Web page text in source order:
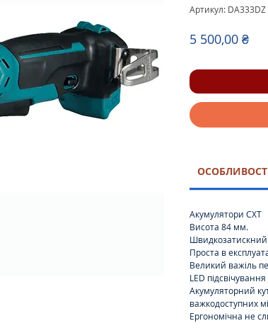
Артикул: DA333DZ
5 500,00 ₴Ціна
Акумулятори CXT
Висота 84 мм.
Проста в
Великий важіль
LED
Акумуляторний
важкодоступних
Ергономічна не